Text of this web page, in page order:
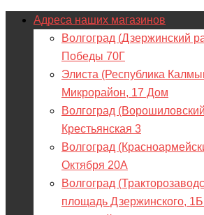
Адреса наших магазинов
Волгоград (Дзержинский
Победы 70Г
Элиста (Республика
Микрорайон, 17 Дом
Волгоград
Крестьянская 3
Волгоград
Октября 20А
Волгоград
площадь Дзержинского,